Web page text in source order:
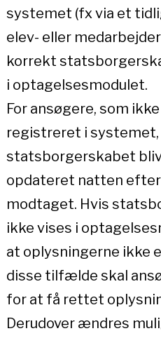
systemet (fx via et
elev- eller
korrekt
i optagelsesmodulet.
For ansøgere, som
registreret i systemet,
statsborgerskabet
opdateret natten
modtaget. Hvis
ikke vises i
at oplysningerne ikke
disse tilfælde skal
for at få rettet
Derudover ændres